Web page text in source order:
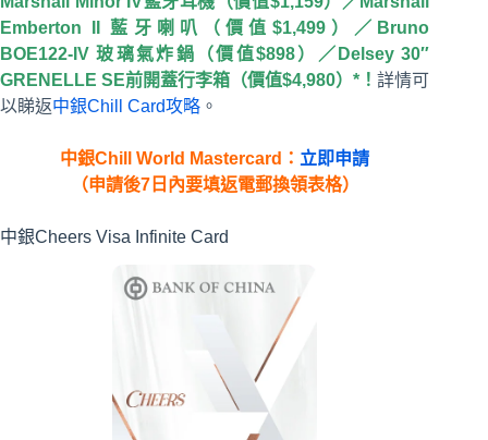
Emberton II 藍牙喇叭（價值$1,499）／Bruno
BOE122-IV 玻璃氣炸鍋（價值$898）／Delsey 30″
GRENELLE SE前開蓋行李箱（價值$4,980）*！詳情可
以睇返中銀Chill Card攻略 。
中銀Chill World Mastercard： 立即申請
（申請後7日內要填返電郵換領表格）
中銀Cheers Visa Infinite Card